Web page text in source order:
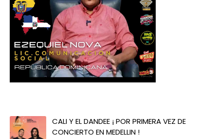
CALI Y EL DANDEE ¡ POR PRIMERA VEZ DE
CONCIERTO EN MEDELLIN !